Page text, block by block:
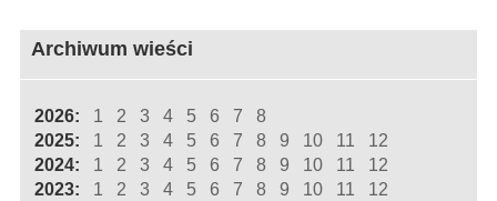
Archiwum wieści
2026: 1 2 3 4 5 6 7
8
2025:
1 2 3 4 5 6 7 8 9 10 11
12
2024:
1 2 3 4 5 6 7 8 9 10 11
12
2023:
1 2 3 4 5 6 7 8 9 10 11
12